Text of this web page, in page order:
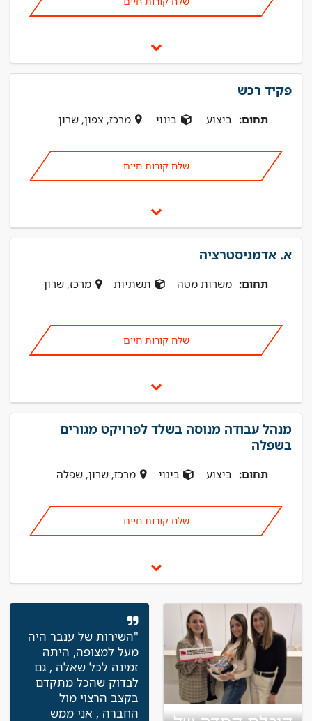
פקיד רכש
תחום: ביצוע בינוי מרכז, צפון, שרון
שלח קורות חיים
א. אדמניסטרציה
תחום: משרות מטה תשתיות מרכז, שרון
שלח קורות חיים
מנהל עבודה מנוסה בשלד לפרויקט מגורים
בשפלה
תחום: ביצוע בינוי מרכז, שרון, שפלה
שלח קורות חיים
"השירות של ענבר היה
מעל למצופה, היתה
זמינה לכל שאלה , גם
לבדוק שהכל מתקדם
בקצב הרצוי מול
החברה , אני ממש